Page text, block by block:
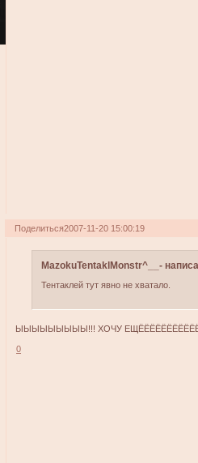
Поделиться2007-11-20 15:00:19
MazokuTentaklMonstr^__-
Тентаклей тут явно не хватало.
ЫЫЫЫЫЫЫЫЫ!!! ХОЧУ
0